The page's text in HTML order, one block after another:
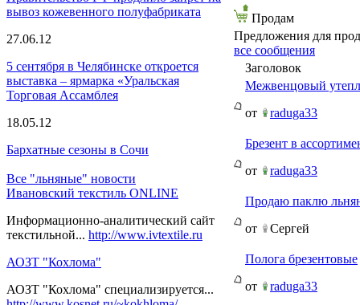
вывоз кожевенного полуфабриката
27.06.12
5 сентября в Челябинске откроется
выставка – ярмарка «Уральская
Торговая Ассамблея
18.05.12
Бархатные сезоны в Сочи
Все "льняные" новости
Ивановский текстиль ONLINE
Информационно-аналитический сайт
текстильной... http://www.ivtextile.ru
АОЗТ "Кохлома"
АОЗТ "Кохлома" специализируется...
Продам
Предложения для
все сообщения
Заголовок
Межвенцовый
от
raduga33
Брезент в
от
raduga33
Продаю паклю
от
Сергей
Полога брезентовые
от
raduga33